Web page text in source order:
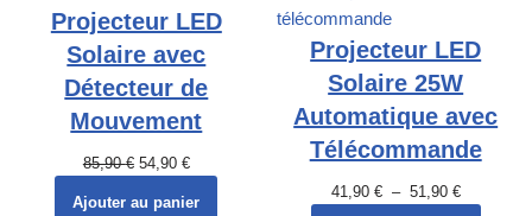
Projecteur LED
Solaire avec
Détecteur de
Mouvement
85,90€ 54,90 €
Ajouter au panier
Projecteur LED
Solaire 25W
Automatique avec
Télécommande
41,90 € – 51,90 €